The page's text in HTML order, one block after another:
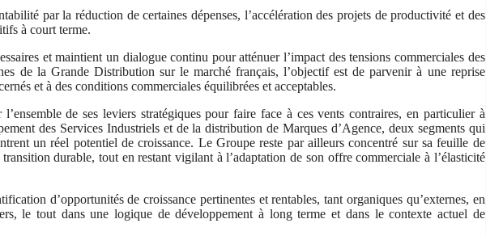
par la réduction de certaines dépenses, l’accélération des projets de productivité et des
à court terme.
et maintient un dialogue continu pour atténuer l’impact des tensions commerciales des
de la Grande Distribution sur le marché français, l’objectif est de parvenir à une reprise
et à des conditions commerciales équilibrées et acceptables.
de ses leviers stratégiques pour faire face à ces vents contraires, en particulier à
des Services Industriels et de la distribution de Marques d’Agence, deux segments qui
un réel potentiel de croissance. Le Groupe reste par ailleurs concentré sur sa feuille de
durable, tout en restant vigilant à l’adaptation de son offre commerciale à l’élasticité
d’opportunités de croissance pertinentes et rentables, tant organiques qu’externes, en
le tout dans une logique de développement à long terme et dans le contexte actuel de